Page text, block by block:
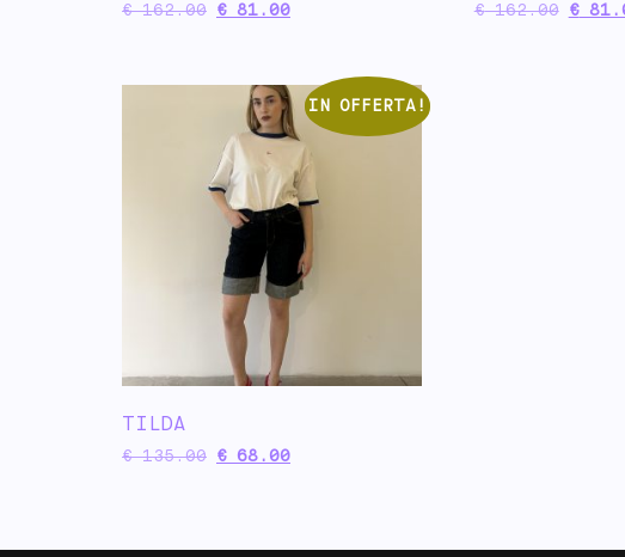
€162.00 € 81.00 €162.00 €
IN OFFERTA!
TILDA
€135.00 € 68.00